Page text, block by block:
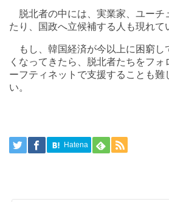
脱北者の中には、実業家、ユーチ
たり、国政へ立候補する人も現れて
もし、韓国経済が今以上に困窮し
くなってきたら、脱北者たちをフ
ーフティネットで支援することも難
い。
Hatena